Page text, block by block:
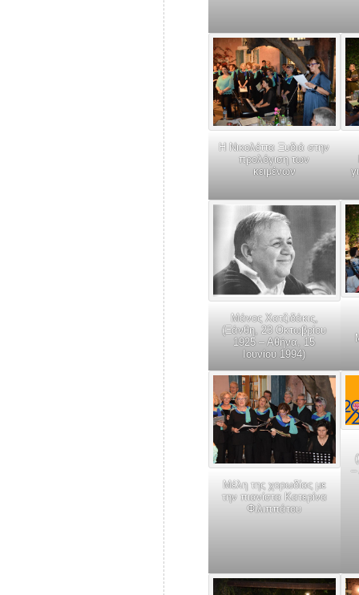
Η Νικολέττα Ξυδιά στην
προλόγιση των
κειμένων
Μάνος Χατζιδάκις,
(Ξάνθη, 23 Οκτωβρίου
1925 – Αθήνα, 15
Ιουνίου 1994)
Μέλη της χορωδίας με
την πιανίστα Κατερίνα
Φιλιππάτου
–